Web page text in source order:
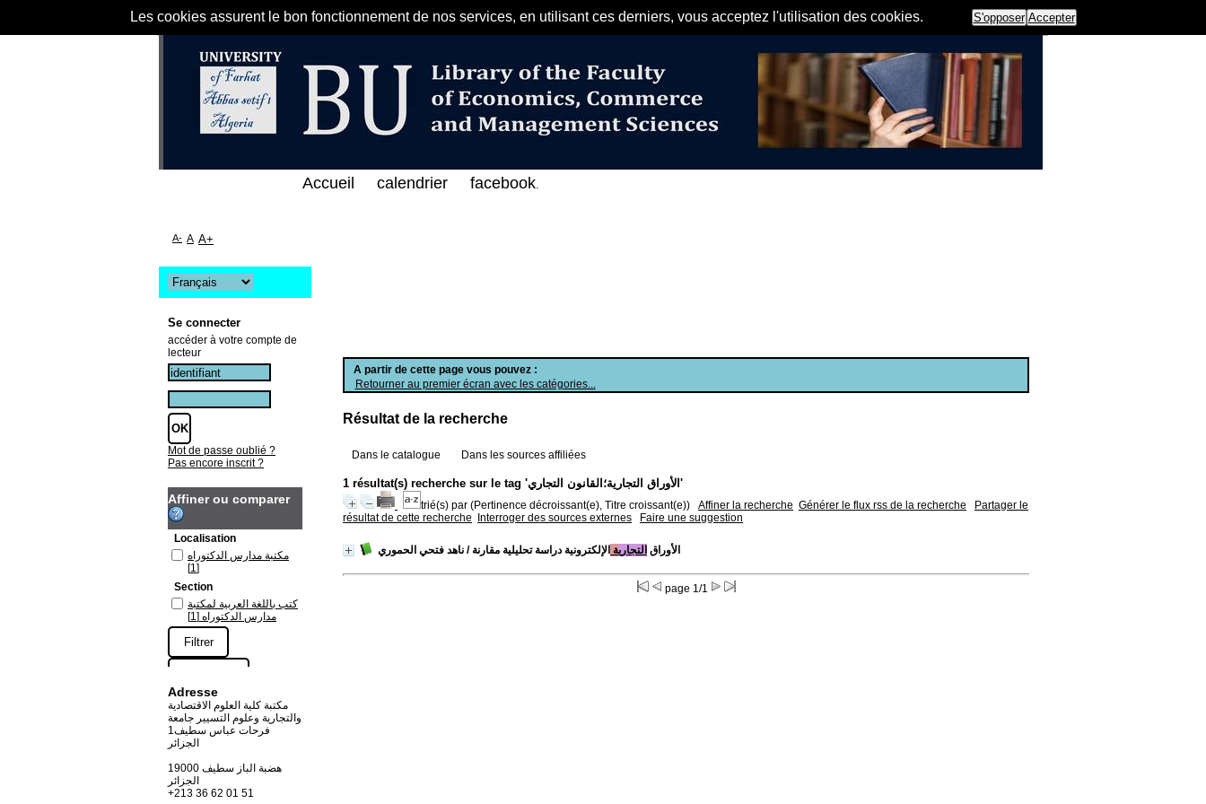
Les cookies assurent le bon fonctionnement de nos services, en utilisant ces derniers, vous acceptez l'utilisation des cookies. S'opposer Accepter
مرحبا بكم في الفهرس الإلكتروني على الخط المباشر لمكتبة كلية العلوم الاقتصادية و
A partir de cette page vous pouvez :
Retourner au premier écran avec les catégories...
Résultat de la recherche
Dans le catalogue Dans les sources affiliées
1 résultat(s) recherche sur le tag 'الأوراق التجارية؛القانون التجاري'
trié(s) par (Pertinence décroissant(e), Titre croissant(e)) Affiner la recherche Générer le flux rss de la recherche
Partager le
résultat de cette recherche
Interroger des sources externes Faire une suggestion
الأوراق التجارية الإلكترونية دراسة تحليلية مقارنة / ناهد فتحي الحموري
page 1/1
Accueil calendrier facebook.
A- A A+
Se connecter
accéder à votre compte de
lecteur
Mot de passe oublié ?
Pas encore inscrit ?
Affiner ou comparer
Localisation
مكتبة مدارس الدكتوراه
[1]
Section
كتب باللغة العربية لمكتبة
مدارس الدكتوراه [1]
Adresse
مكتبة كلية العلوم الاقتصادية
والتجارية وعلوم التسيير جامعة
فرحات عباس سطيف1
الجزائر
19000 هضبة الباز سطيف
+213 36 62 01 51